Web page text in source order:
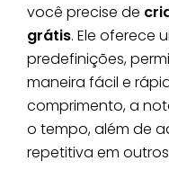
você precise de
grátis. Ele oferece
predefinições,
maneira fácil e
comprimento, a
o tempo, além de
repetitiva em